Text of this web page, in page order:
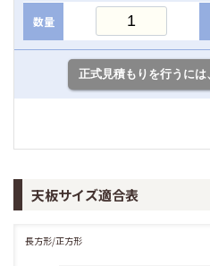
数量
天板サイズ適合表
長方形/正方形